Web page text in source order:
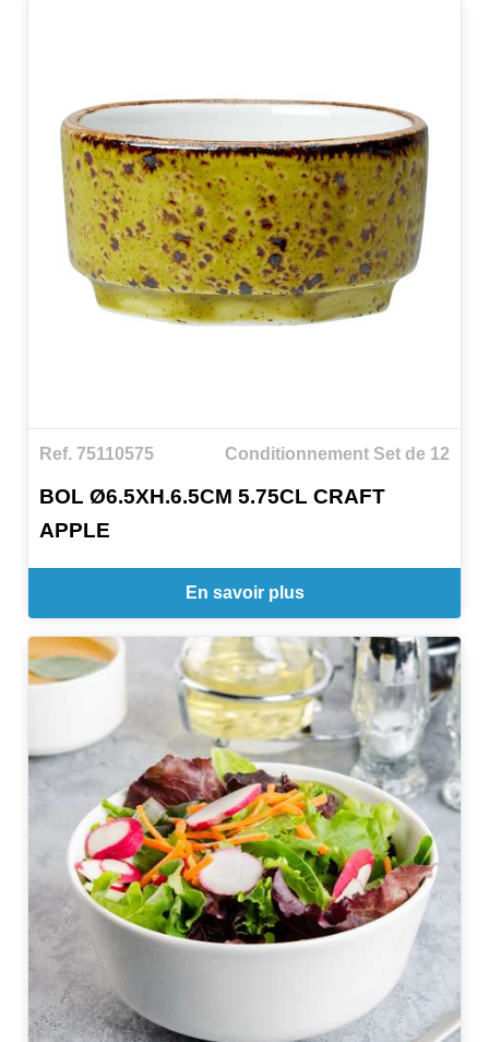
Ref. 75110575 Conditionnement Set de 12
BOL Ø6.5XH.6.5CM 5.75CL CRAFT
APPLE
En savoir plus